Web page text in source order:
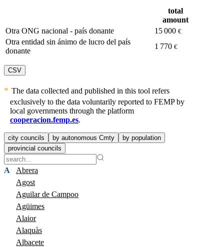
total
amount
Otra ONG nacional - país donante
15 000 €
Otra entidad sin ánimo de lucro del país
donante
1 770 €
CSV
The data collected and published in this tool refers
exclusively to the data voluntarily reported to FEMP by
local governments through the platform
cooperacion.femp.es.
city councils by autonomous Cmty
by population
provincial councils
A
Abrera
Agost
Aguilar de Campoo
Agüimes
Alaior
Alaquàs
Albacete